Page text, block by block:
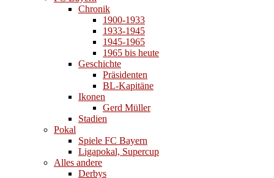
Chronik
1900-1933
1933-1945
1945-1965
1965 bis heute
Geschichte
Präsidenten
BL-Kapitäne
Ikonen
Gerd Müller
Stadien
Pokal
Spiele FC Bayern
Ligapokal, Supercup
Alles andere
Derbys